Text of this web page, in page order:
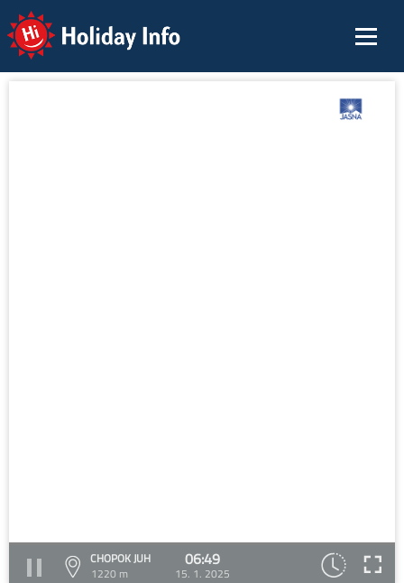
Holiday Info
CHOPOK JUH
1220 m
06:49
15. 1. 2025